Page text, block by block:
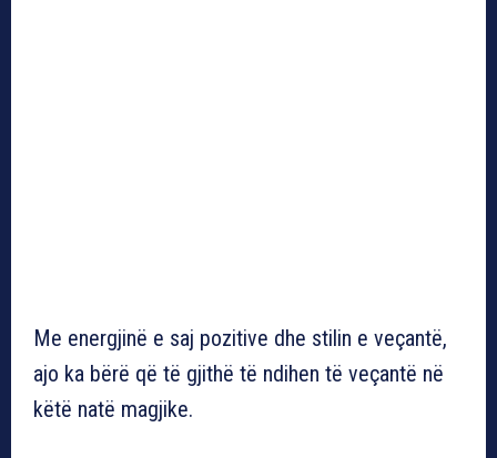
Me energjinë e saj pozitive dhe stilin e veçantë,
ajo ka bërë që të gjithë të ndihen të veçantë në
këtë natë magjike.